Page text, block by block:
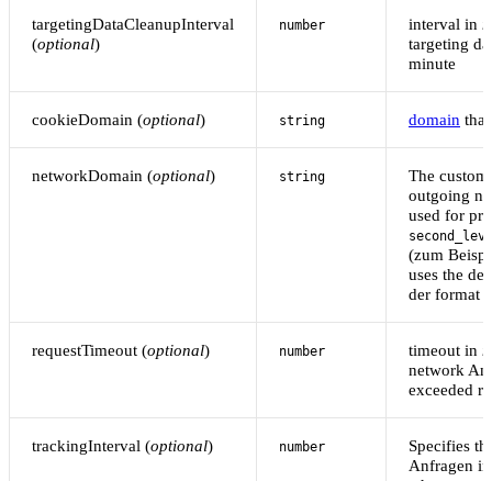
targetingDataCleanupInterval
(optional)
number interval in
targeting
minute
cookieDomain (optional) string domain
networkDomain (optional) string
The
outgoing
used for
(zum
uses the
der format
requestTimeout (optional) number timeout in
network
exceeded
trackingInterval (optional) number
Specifies
Anfragen